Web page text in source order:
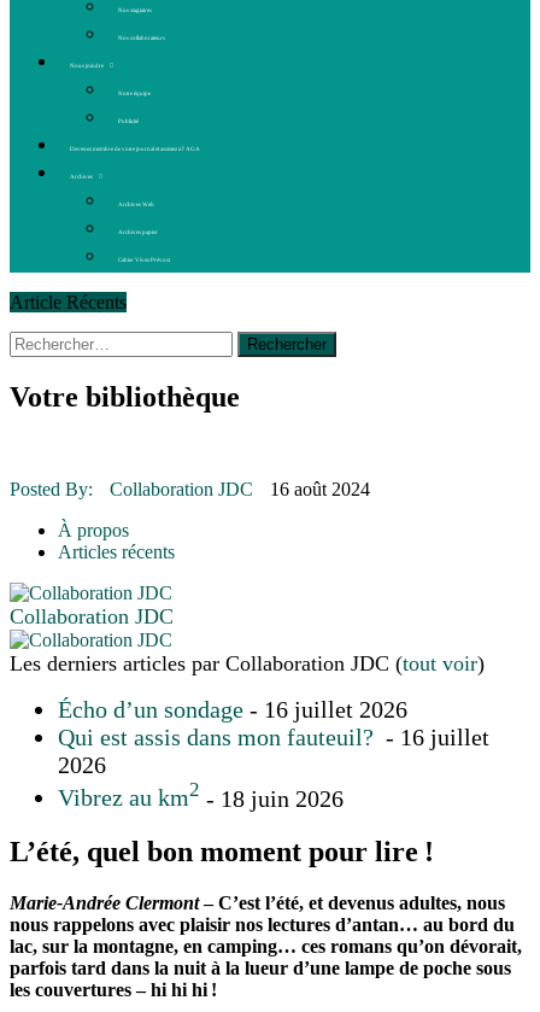
Nos stagiaires
Nos collaborateurs
Nous joindre
Notre équipe
Publicité
Devenez membre de votre journal et assistez à l’AGA
Archives
Archives Web
Archives papier
Cahier Vivez Prévost
Article Récents
30 juin 2015
Fantaisie et créativité en mode jeunesse
16 juillet 2026 | CULTURE
16 juillet 2026 | POLITIQUE
14 octobre 2015 | La course de boîtes à savon du club Optimiste
de Prévost
Le rendez-vous des bolides
Rechercher :
Votre bibliothèque
Posted By: Collaboration JDC
16 août 2024
À propos
Articles récents
Collaboration JDC
Les derniers articles par Collaboration JDC (tout voir)
Écho d’un sondage - 16 juillet 2026
Qui est assis dans mon fauteuil? - 16 juillet
2026
Vibrez au km2 - 18 juin 2026
L’été, quel bon moment pour lire !
Marie-Andrée Clermont– C’est l’été, et devenus adultes, nous
nous rappelons avec plaisir nos lectures d’antan… au bord du
lac, sur la montagne, en camping… ces romans qu’on dévorait,
parfois tard dans la nuit à la lueur d’une lampe de poche sous
les couvertures – hi hi hi !